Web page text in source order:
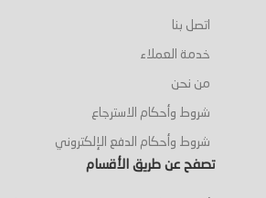
اتصل بنا
خدمة العملاء
من نحن
شروط وأحكام الاسترجاع
شروط وأحكام الدفع الإلكتروني
تصفح عن طريق الأقسام